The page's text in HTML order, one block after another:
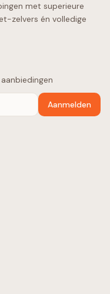
met superieure
zelvers én volledige
Aanmelden